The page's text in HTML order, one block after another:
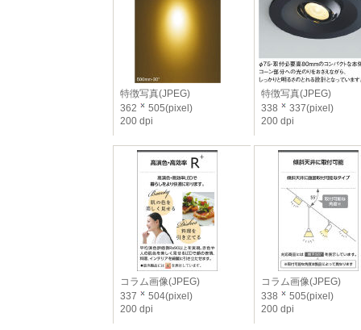
特徴写真(JPEG)
362
505(pixel)
200 dpi
特徴写真(JPEG)
338
337(pixel)
200 dpi
コラム画像(JPEG)
337
504(pixel)
200 dpi
コラム画像(JPEG)
338
505(pixel)
200 dpi